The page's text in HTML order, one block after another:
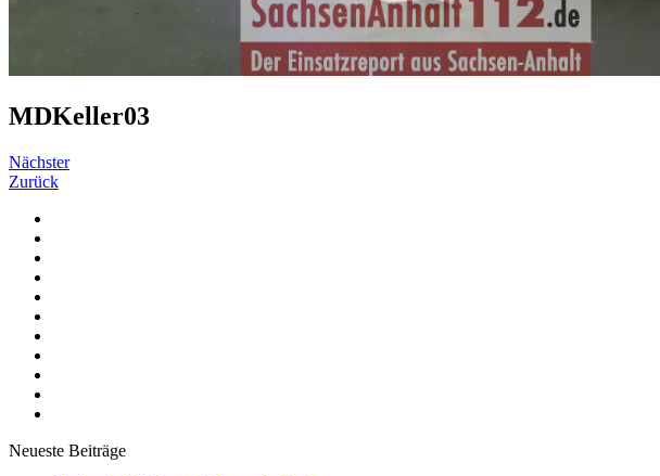
MDKeller03
Nächster
Zurück
Neueste Beiträge